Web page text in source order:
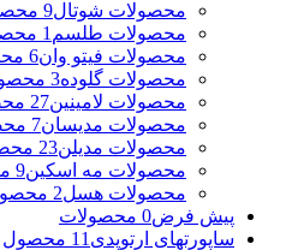
محصولات شوتال9 محصول
محصولات طلسم 1 محصولات
محصولات فیتو وان6 محصول
محصولات گلوده3 محصول
محصولات لامینین27 محصول
محصولات مدیسان7 محصول
محصولات مدیلن23 محصول
محصولات مه اسکین9 محصول
محصولات هسل2 محصول
پیش فرض0 محصولات
ساپورتهای ارتوپدی 11 محصول